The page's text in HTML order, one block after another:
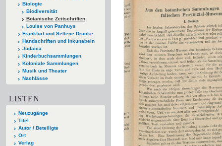
Biologie
Biodiversität
Botanische Zeitschriften
Louise von Panhuys
Frankfurt und Seltene Drucke
Handschriften und Inkunabeln
Judaica
Kinderbuchsammlungen
Koloniale Sammlungen
Musik und Theater
Nachlässe
LISTEN
Neuzugänge
Titel
Autor / Beteiligte
Ort
Verlag